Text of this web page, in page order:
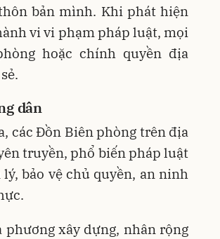
bản mình. Khi phát hiện
vi vi phạm pháp luật, mọi
hoặc chính quyền địa
dân
các Đồn Biên phòng trên địa
truyền, phổ biến pháp luật
bảo vệ chủ quyền, an ninh
xây dựng, nhân rộng